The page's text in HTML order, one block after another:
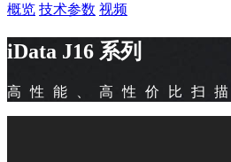
概览 技术参数 视频
iData J16 系列
高性能、高性价比扫